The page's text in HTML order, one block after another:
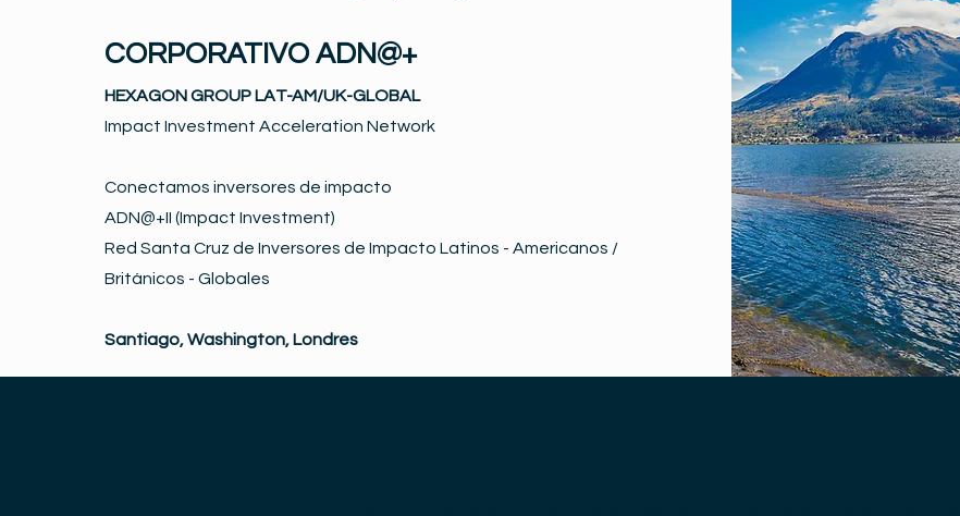
CORPORATIVO ADN@+
HEXAGON GROUP LAT-AM/UK-GLOBAL
Impact Investment Acceleration Network
Conectamos inversores de impacto
ADN@+II (Impact Investment)
Red Santa Cruz de Inversores de Impacto Latinos - Americanos /
Británicos - Globales
Santiago, Washington, Londres